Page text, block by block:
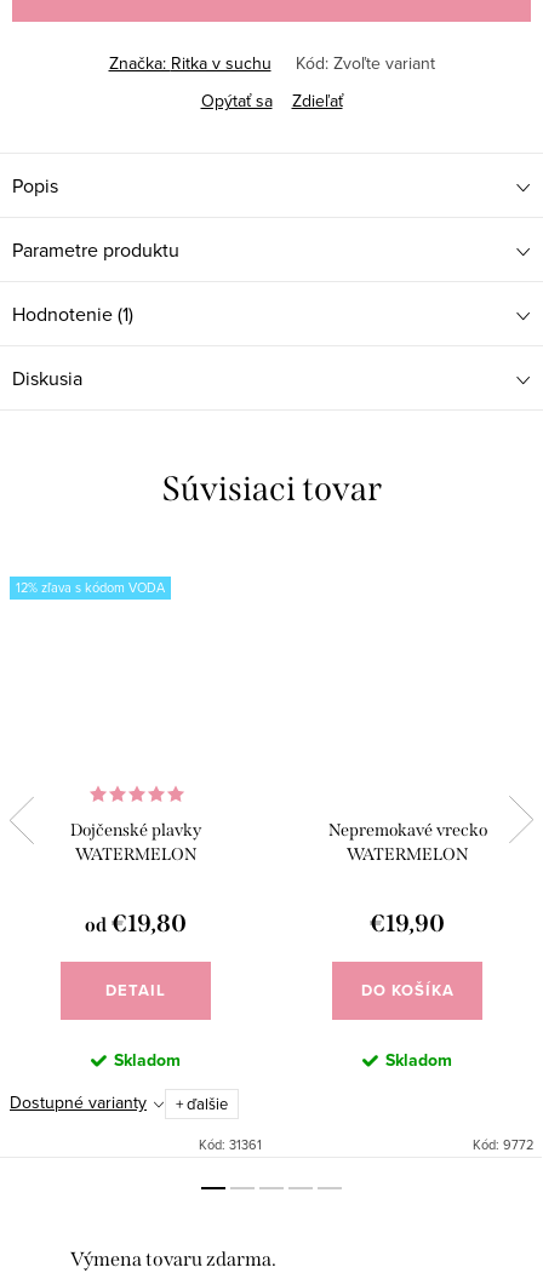
Značka: Ritka v suchu Kód: Zvoľte variant
Opýtať sa
Zdieľať
Popis
Parametre produktu
Hodnotenie (1)
Diskusia
Súvisiaci tovar
12% zľava s kódom VODA
Dojčenské plavky
WATERMELON
od €19,80
DETAIL
Skladom
Dostupné varianty + ďalšie
Kód: 31361
Nepremokavé vrecko
WATERMELON
€19,90
DO KOŠÍKA
Skladom
Kód: 9772
Výmena tovaru zdarma.